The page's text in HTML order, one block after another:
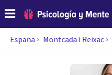
España Montcada i Reixac